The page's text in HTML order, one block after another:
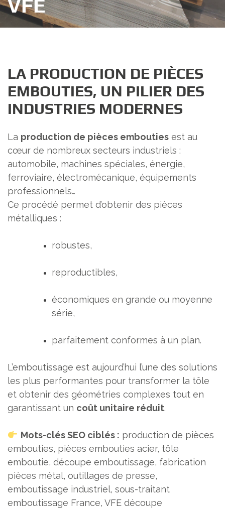
VFE
LA PRODUCTION DE PIÈCES
EMBOUTIES, UN PILIER DES
INDUSTRIES MODERNES
La production de pièces embouties est au
cœur de nombreux secteurs industriels :
automobile, machines spéciales, énergie,
ferroviaire, électromécanique, équipements
professionnels…
Ce procédé permet d’obtenir des pièces
métalliques :
robustes,
reproductibles,
économiques en grande ou moyenne
série,
parfaitement conformes à un plan.
L’emboutissage est aujourd’hui l’une des solutions
les plus performantes pour transformer la tôle
et obtenir des géométries complexes tout en
garantissant un coût unitaire réduit.
Mots-clés SEO ciblés : production de pièces
embouties, pièces embouties acier, tôle
emboutie, découpe emboutissage, fabrication
pièces métal, outillages de presse,
emboutissage industriel, sous-traitant
emboutissage France, VFE découpe